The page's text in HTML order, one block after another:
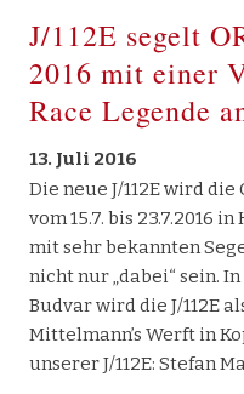
J/112E segelt
2016 mit einer
Race Legende
13. Juli 2016
Die neue J/112E wird
vom 15.7. bis 23.7.2016
mit sehr bekannten
nicht nur „dabei“ sein.
Budvar wird die J/112E
Mittelmann’s Werft in
unserer J/112E: Stefan